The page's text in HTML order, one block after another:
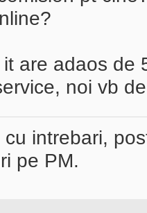
are adaos de
noi vb
cu intrebari,
pe PM.